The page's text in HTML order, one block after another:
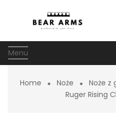
Menu
Home Noże Noże z
Ruger Rising